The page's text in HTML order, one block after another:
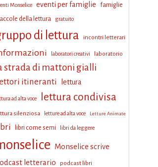
Monselice eventi per famiglie
famiglie
della lettura
gratuito
di lettura incontri letterari
laboratori creativi laboratorio
strada di mattoni gialli
itineranti lettura
ad alta voce lettura condivisa
silenziosa letture ad alta voce Letture Animate
libri come semi libri da leggere
Monselice scrive
letterario
podcast libri